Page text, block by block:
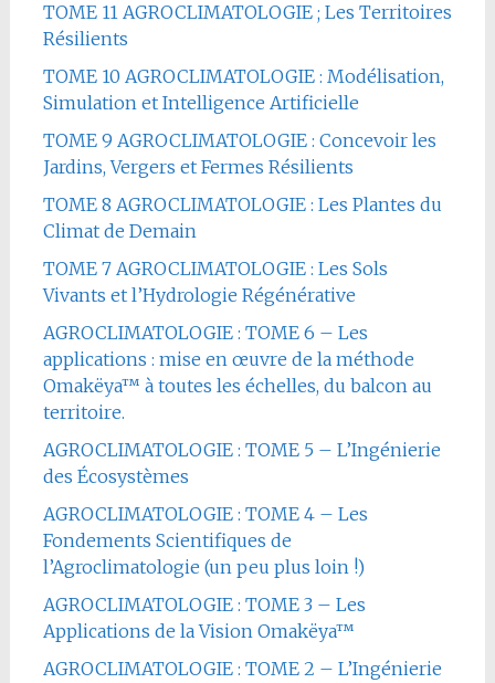
TOME 11 AGROCLIMATOLOGIE ; Les Territoires
Résilients
TOME 10 AGROCLIMATOLOGIE : Modélisation,
Simulation et Intelligence Artificielle
TOME 9 AGROCLIMATOLOGIE : Concevoir les
Jardins, Vergers et Fermes Résilients
TOME 8 AGROCLIMATOLOGIE : Les Plantes du
Climat de Demain
TOME 7 AGROCLIMATOLOGIE : Les Sols
Vivants et l’Hydrologie Régénérative
AGROCLIMATOLOGIE : TOME 6 – Les
applications : mise en œuvre de la méthode
Omakëya™ à toutes les échelles, du balcon au
territoire.
AGROCLIMATOLOGIE : TOME 5 – L’Ingénierie
des Écosystèmes
AGROCLIMATOLOGIE : TOME 4 – Les
Fondements Scientifiques de
l’Agroclimatologie (un peu plus loin !)
AGROCLIMATOLOGIE : TOME 3 – Les
Applications de la Vision Omakëya™
AGROCLIMATOLOGIE : TOME 2 – L’Ingénierie